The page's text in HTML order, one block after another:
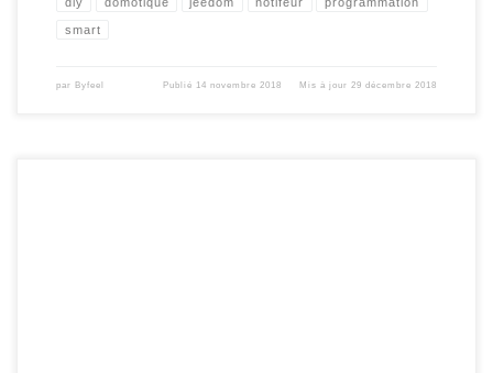
smart
par Byfeel Publié 14 novembre 2018 Mis à jour 29 décembre 2018